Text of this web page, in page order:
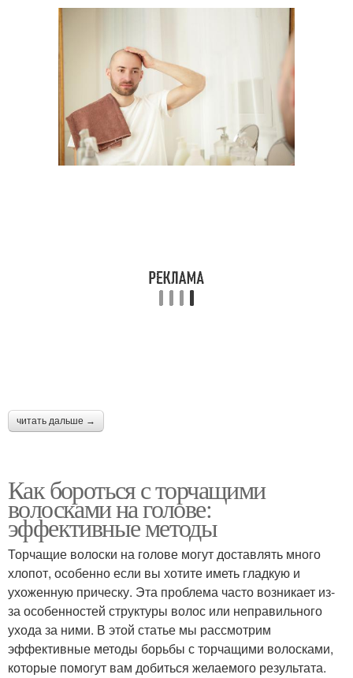
читать дальше →
Как бороться с торчащими
волосками на голове:
эффективные методы
Торчащие волоски на голове могут доставлять много
хлопот, особенно если вы хотите иметь гладкую и
ухоженную прическу. Эта проблема часто возникает из-
за особенностей структуры волос или неправильного
ухода за ними. В этой статье мы рассмотрим
эффективные методы борьбы с торчащими волосками,
которые помогут вам добиться желаемого результата.